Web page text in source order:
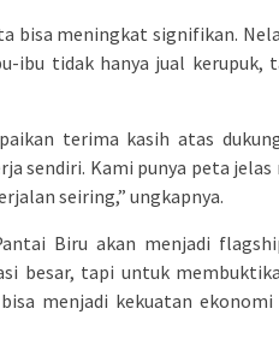
bisa meningkat signifikan.
ibu tidak hanya jual kerupuk,
terima kasih atas
sendiri. Kami punya peta
seiring,” ungkapnya.
Biru akan menjadi
besar, tapi untuk
menjadi kekuatan ekonomi